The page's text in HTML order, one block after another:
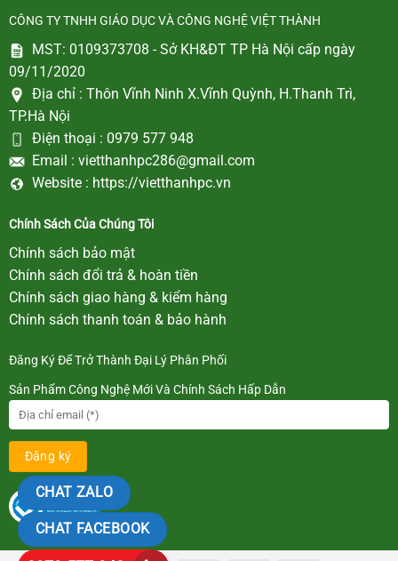
CÔNG TY TNHH GIÁO DỤC VÀ CÔNG NGHỆ VIỆT THÀNH
MST: 0109373708 - Sở KH&ĐT TP Hà Nội cấp ngày
09/11/2020
Địa chỉ : Thôn Vĩnh Ninh X.Vĩnh Quỳnh, H.Thanh Trì,
TP.Hà Nội
Điện thoại : 0979 577 948
Email : vietthanhpc286@gmail.com
Website : https://vietthanhpc.vn
Chính Sách Của Chúng Tôi
Chính sách bảo mật
Chính sách đổi trả & hoàn tiền
Chính sách giao hàng & kiểm hàng
Chính sách thanh toán & bảo hành
Đăng Ký Để Trở Thành Đại Lý Phân Phối
Sản Phẩm Công Nghệ Mới Và Chính Sách Hấp Dẫn
CHAT ZALO
CHAT FACEBOOK